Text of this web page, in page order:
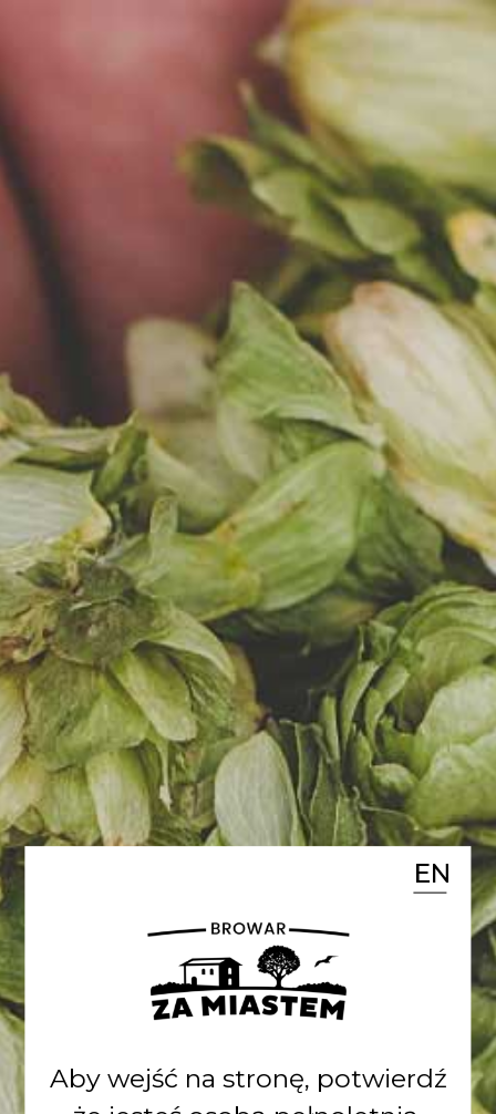
2025-04-05
PIWA BROWARU ZA MIASTEM
DOSTĘPNE W MAKRO!
Nasze topowe piwa w MAKRO! 🔥
Od kwietnia, na półkach sklepów
MAKRO możecie kupić nasze
piwa:
🍺 DOBRA NOC - Stout Owsiany
🍺 DŁUGI WEEKEND - Pilsner
🍺 DZIEŃ WOLNY - Pszeniczne
🍺 LETNIA PRZYGODA - lekka IPA
z pomarańczą i trawą cytrynową
🍺 ŚWIĘTY SPOKÓJ -
Amerykańska IPA z herbatą earl
Aby wejść na stronę, potwierdź
EN